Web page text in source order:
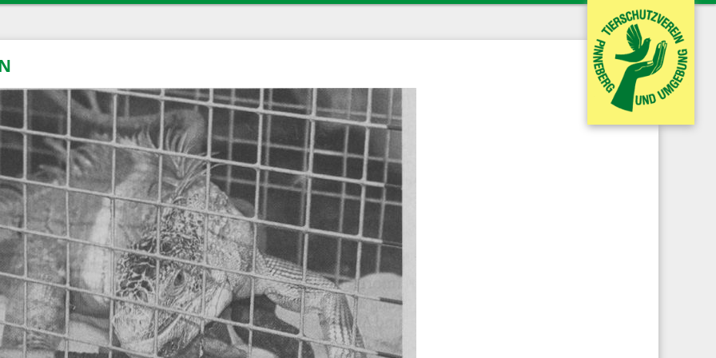
Sponsoren
Kontakt